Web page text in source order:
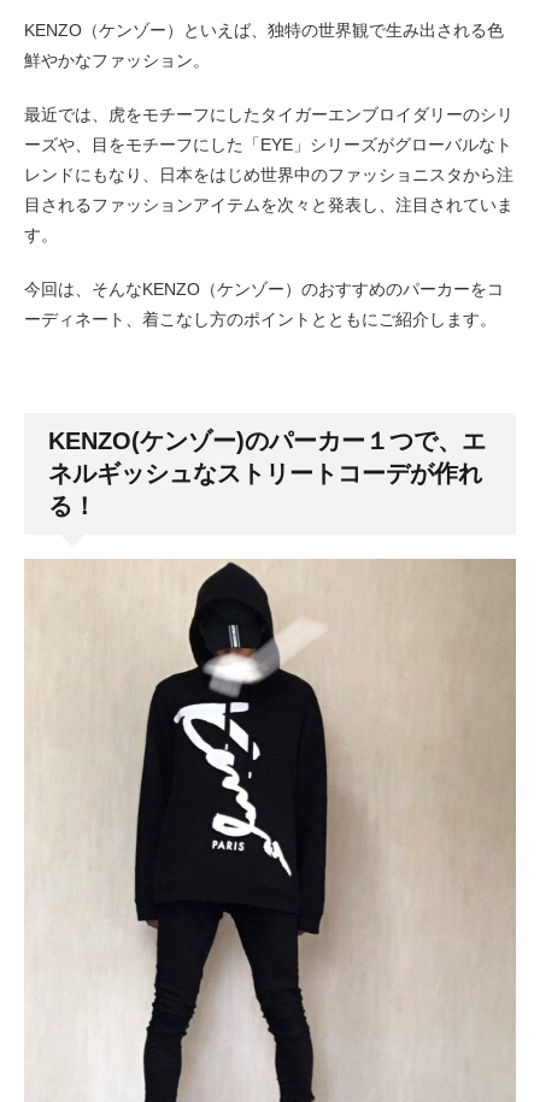
KENZO（ケンゾー）といえば、独特の世界観で生み出される色
鮮やかなファッション。
最近では、虎をモチーフにしたタイガーエンブロイダリーのシリ
ーズや、目をモチーフにした「EYE」シリーズがグローバルなト
レンドにもなり、日本をはじめ世界中のファッショニスタから注
目されるファッションアイテムを次々と発表し、注目されていま
す。
今回は、そんなKENZO（ケンゾー）のおすすめのパーカーをコ
ーディネート、着こなし方のポイントとともにご紹介します。
KENZO(ケンゾー)のパーカー１つで、エ
ネルギッシュなストリートコーデが作れ
る！